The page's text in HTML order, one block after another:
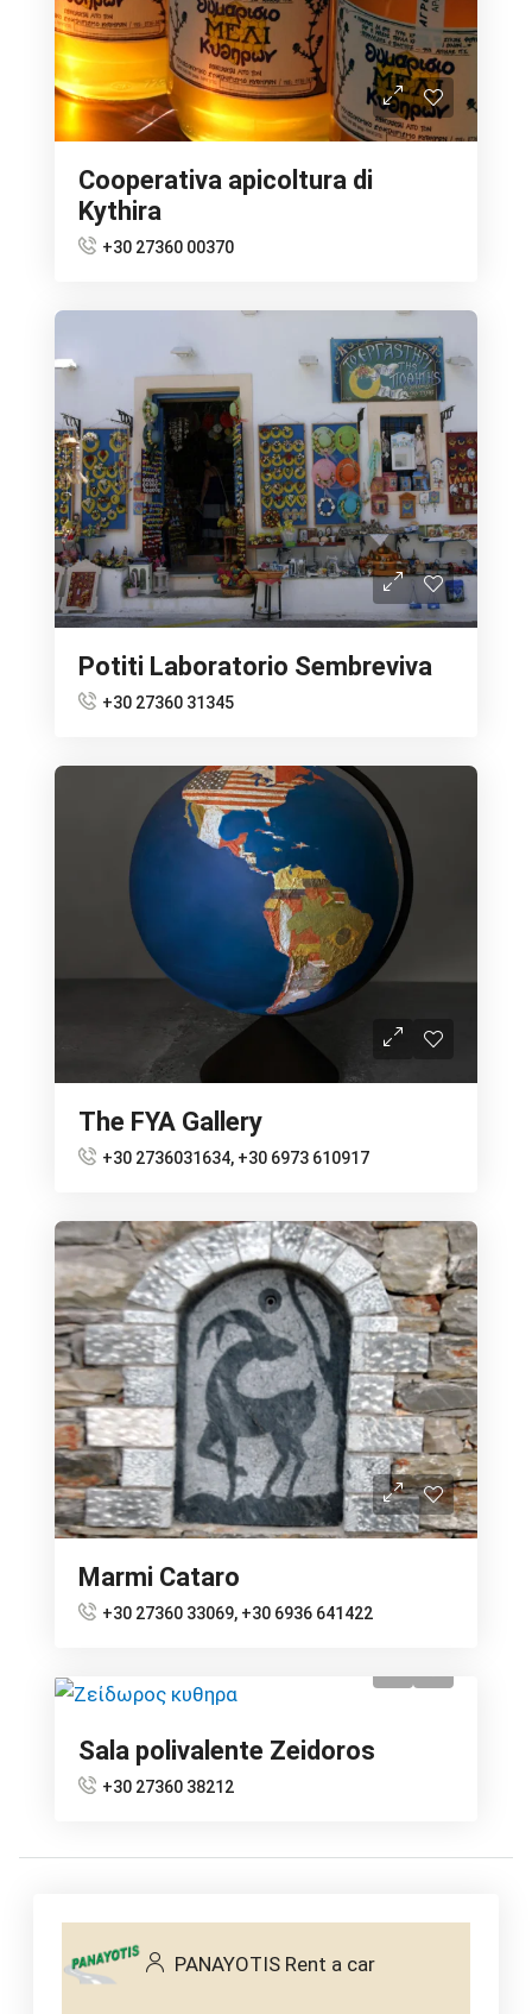
Cooperativa apicoltura di
Kythira
+30 27360 00370
Potiti Laboratorio Sembreviva
+30 27360 31345
The FYA Gallery
+30 2736031634, +30 6973 610917
Marmi Cataro
+30 27360 33069, +30 6936 641422
Sala polivalente Zeidoros
+30 27360 38212
PANAYOTIS Rent a car